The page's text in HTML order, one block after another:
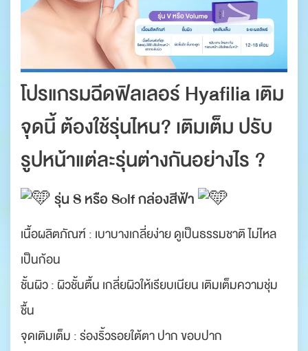
โปรแกรมฉีดฟิลเลอร์ Hyafilia เติม
จุดนี้ ต้องใช้รุ่นไหน? เติมเต็ม ปรับ
รูปหน้าแต่ละรุ่นต่างกันอย่างไร ?​
รุ่น S หรือ Solf กล่องสีฟ้า
เนื้อผลิตภัณฑ์ : เบาบางเกลี่ยง่าย ดูเป็นธรรมชาติ ไม่ไหล
เป็นก้อน
ชั้นผิว : ผิวชั้นตื้น เกลี่ยผิวให้เรียบเนียน เติมเต็มความชุ่ม
ชื้น
จุดเติมเต็ม : ร่องริ้วรอยใต้ตา ปาก ขอบปาก